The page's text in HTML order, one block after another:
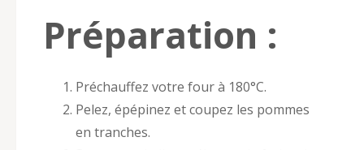
Préparation :
Préchauffez votre four à 180°C.
Pelez, épépinez et coupez les pommes
en tranches.